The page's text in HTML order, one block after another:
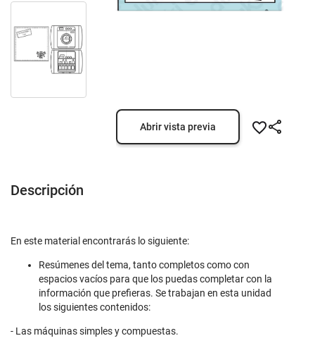
Abrir vista previa
Descripción
En este material encontrarás lo siguiente:
Resúmenes del tema, tanto completos como con
espacios vacíos para que los puedas completar con la
información que prefieras. Se trabajan en esta unidad
los siguientes contenidos:
- Las máquinas simples y compuestas.